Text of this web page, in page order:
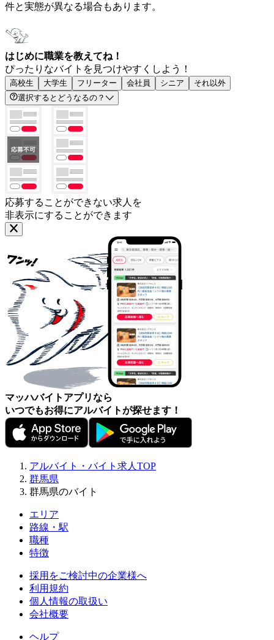
件と実態が異なる場合もあります。
はじめに職業を教えてね！
ぴったりなバイトを見つけやすくしよう！
高校生 大学生 フリーター 会社員 シニア
それ以外
選択するとどうなるの？
応募することができない求人を
非表示にすることができます
マッハバイトアプリなら
いつでもお得にアルバイトが探せます！
アルバイト・バイト求人TOP
群馬県
群馬県のバイト
エリア
路線・駅
職種
特徴
採用をご検討中の企業様へ
利用規約
個人情報の取扱い
会社概要
ヘルプ